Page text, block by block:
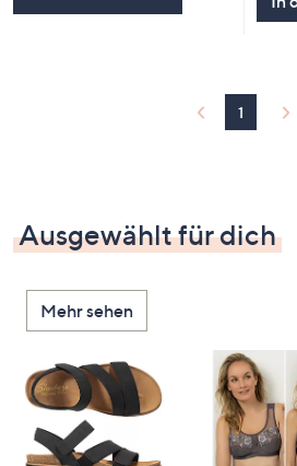
1
Ausgewählt für dich
Mehr sehen